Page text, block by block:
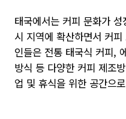
태국에서는 커피 문화가
시 지역에 확산하면서 커
인들은 전통 태국식 커피,
방식 등 다양한 커피 제조
업 및 휴식을 위한 공간으